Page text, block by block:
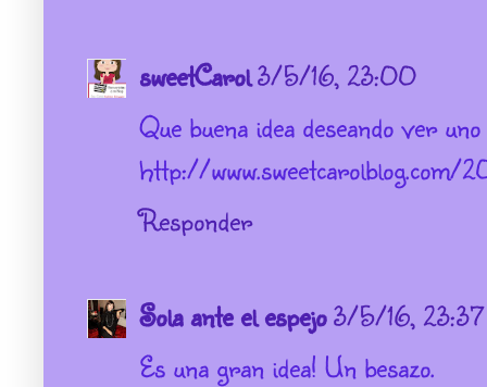
sweetCarol3/5/16, 23:00
Que buena idea deseando ver uno
http://
Responder
Sola ante el espejo3/5/16, 23:37
Es una gran idea! Un besazo.